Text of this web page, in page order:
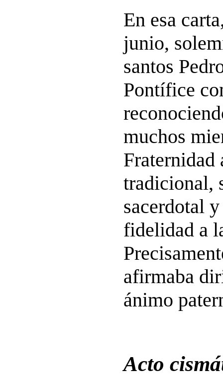
En esa
junio,
santos
Pontífice
muchos
tradicional,
sacerdotal
fidelidad a
afirmaba
ánimo
Acto